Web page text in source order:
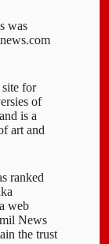
was
site for
of
is a
art and
ranked
web
News
the trust